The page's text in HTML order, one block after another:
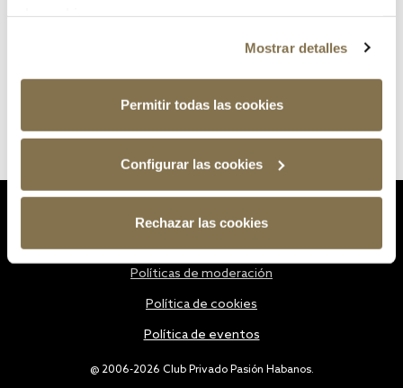
Mostrar detalles
Permitir todas las cookies
Configurar las cookies
Rechazar las cookies
@ 2006-2026 Club Privado Pasión Habanos.
Políticas de moderación
Política de cookies
Política de eventos